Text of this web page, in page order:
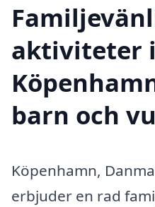
aktiviteter i
barn och
Köpenhamn,
erbjuder en rad